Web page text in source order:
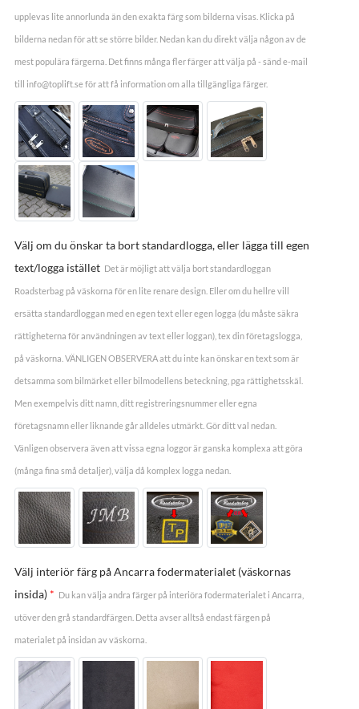
upplevas lite annorlunda än den exakta färg som bilderna visas. Klicka på
bilderna nedan för att se större bilder. Nedan kan du direkt välja någon av de
mest populära färgerna. Det finns många fler färger att välja på - sänd e-mail
till info@toplift.se för att få information om alla tillgängliga färger.
Välj om du önskar ta bort standardlogga, eller lägga till egen
text/logga istället Det är möjligt att välja bort standardloggan
Roadsterbag på väskorna för en lite renare design. Eller om du hellre vill
ersätta standardloggan med en egen text eller egen logga (du måste säkra
rättigheterna för användningen av text eller loggan), tex din företagslogga,
på väskorna. VÄNLIGEN OBSERVERA att du inte kan önskar en text som är
detsamma som bilmärket eller bilmodellens beteckning, pga rättighetsskäl.
Men exempelvis ditt namn, ditt registreringsnummer eller egna
företagsnamn eller liknande går alldeles utmärkt. Gör ditt val nedan.
Vänligen observera även att vissa egna loggor är ganska komplexa att göra
(många fina små detaljer), välja då komplex logga nedan.
Välj interiör färg på Ancarra fodermaterialet (väskornas
insida) * Du kan välja andra färger på interiöra fodermaterialet i Ancarra,
utöver den grå standardfärgen. Detta avser alltså endast färgen på
materialet på insidan av väskorna.